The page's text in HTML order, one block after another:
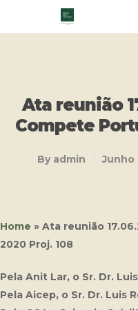
Ata reunião
Compete
By admin Junho
Home » Ata reunião
2020 Proj. 108
Pela Anit Lar, o Sr. Dr.
Pela Aicep, o Sr. Dr. Luis